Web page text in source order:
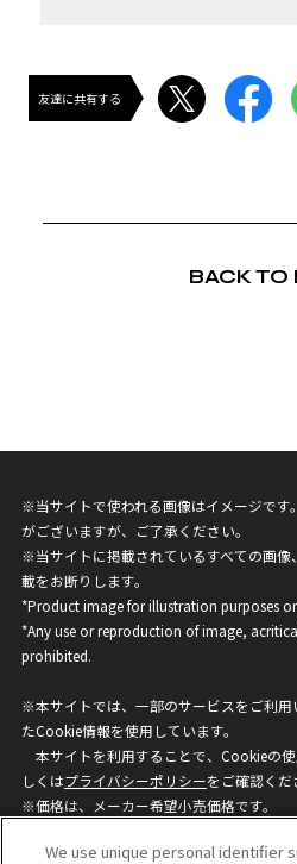
友達に共有する
BACK TO
※当サイトで使われる画像はイメージです
がございますが、ご了承ください。
※当サイトに掲載されているすべての画
載をお断りします。
*Product image for illustration purposes
*Any use or reproduction of image,
prohibited.
※本サイトでは、一部のサービスをご利用
たCookie情報を使用しています。
本サイトを利用することで、Cookieの
しくはプライバシーポリシーをご確認くだ
※価格は、メーカー希望小売価格です。
ざいますのでご了承ください。
We use unique personal identifier